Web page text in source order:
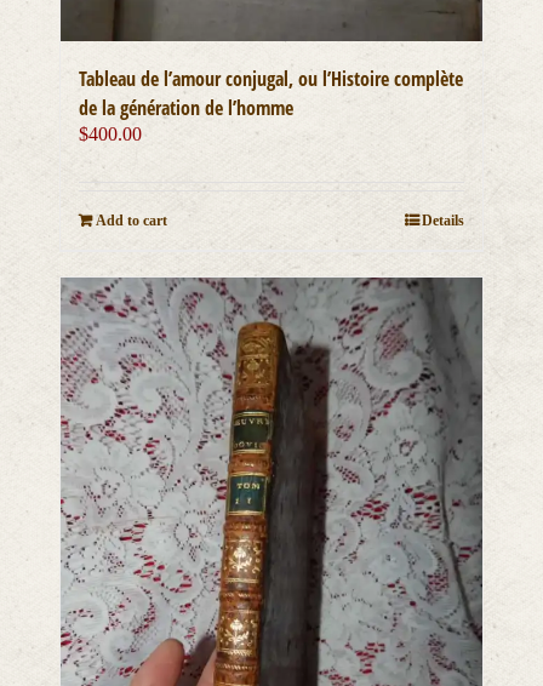
Tableau de l’amour conjugal, ou l’Histoire complète
de la génération de l’homme
$400.00
Add to cart Details